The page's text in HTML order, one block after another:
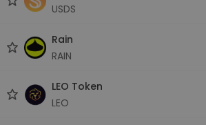
USDS
Rain
RAIN
LEO Token
LEO